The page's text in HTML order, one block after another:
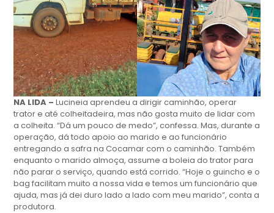
NA LIDA – Lucineia aprendeu a dirigir caminhão, operar
trator e até colheitadeira, mas não gosta muito de lidar com
a colheita. “Dá um pouco de medo”, confessa. Mas, durante a
operação, dá todo apoio ao marido e ao funcionário
entregando a safra na Cocamar com o caminhão. Também
enquanto o marido almoça, assume a boleia do trator para
não parar o serviço, quando está corrido. “Hoje o guincho e o
bag facilitam muito a nossa vida e temos um funcionário que
ajuda, mas já dei duro lado a lado com meu marido”, conta a
produtora.